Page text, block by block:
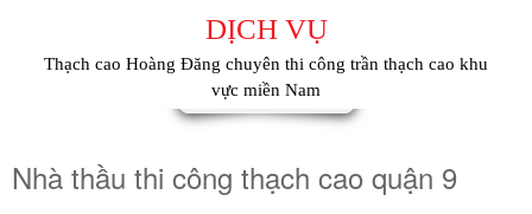
DỊCH VỤ
Thạch cao Hoàng Đăng chuyên thi công trần thạch cao khu
vực miền Nam
Nhà thầu thi công thạch cao quận 9